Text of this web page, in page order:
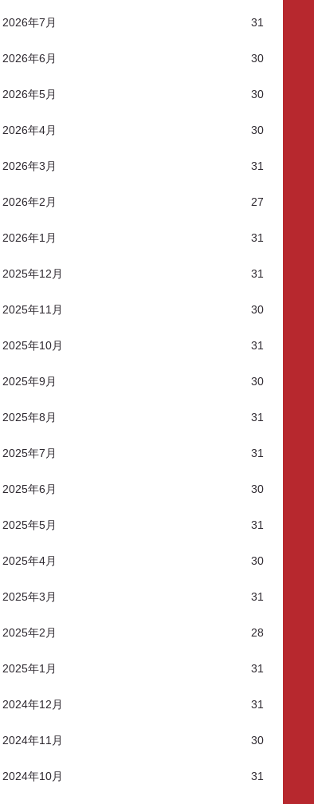
2026年7月 31
2026年6月 30
2026年5月 30
2026年4月 30
2026年3月 31
2026年2月 27
2026年1月 31
2025年12月 31
2025年11月 30
2025年10月 31
2025年9月 30
2025年8月 31
2025年7月 31
2025年6月 30
2025年5月 31
2025年4月 30
2025年3月 31
2025年2月 28
2025年1月 31
2024年12月 31
2024年11月 30
2024年10月 31